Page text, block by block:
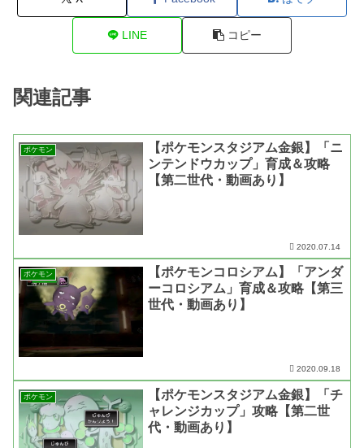
LINE コピー
関連記事
ポケモン
【ポケモンスタジアム金銀】「ニ
ンテンドウカップ」育成＆攻略
【第二世代・動画あり】
2020.07.14
ポケモン
【ポケモンコロシアム】「アンダ
ーコロシアム」育成＆攻略【第三
世代・動画あり】
2020.09.18
ポケモン
【ポケモンスタジアム金銀】「チ
ャレンジカップ」攻略【第二世
代・動画あり】